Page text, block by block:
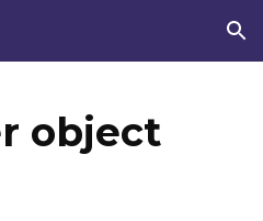
Skip to navigation
object